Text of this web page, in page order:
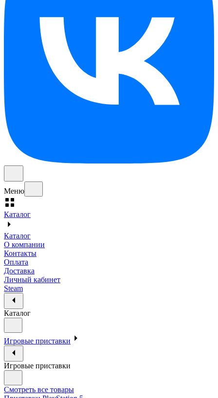
Меню
Каталог
Каталог
О компании
Контакты
Оплата
Доставка
Личный кабинет
Steam
Каталог
Игровые приставки
Игровые приставки
Смотреть все товары